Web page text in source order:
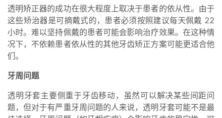
透明矫正器的成功在很大程度上取决于患者的依从性。由于
这些矫治器是可摘戴式的，患者必须按照建议每天佩戴 22
小时。难以坚持佩戴的患者可能会影响治疗效果。在这种情
况下，不依赖患者依从性的其他牙齿矫正方案可能更适合他
们。
牙周问题
透明牙套主要侧重于牙齿移动，虽然可以解决某些间距问
题，但对于有严重牙周问题的人来说，透明牙套可能不是最